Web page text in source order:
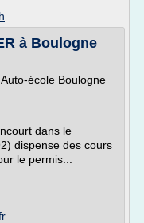
à Boulogne
école Boulogne
dans le
dispense des cours
le permis...